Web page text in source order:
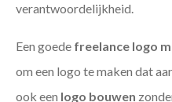
verantwoordelijkheid.
Een goede freelance logo
om een logo te maken dat
ook een logo bouwen